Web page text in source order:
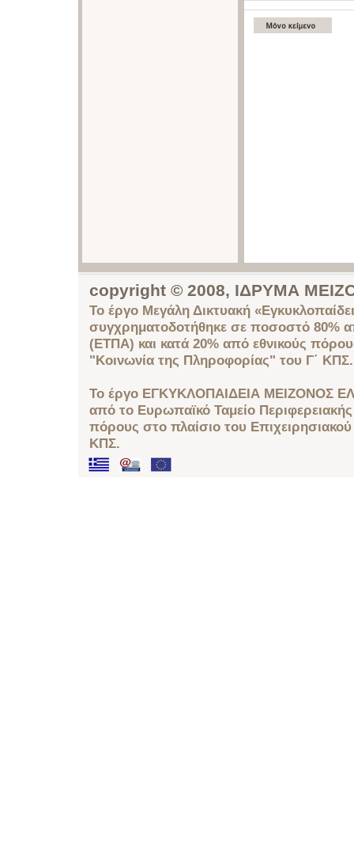
copyright © 2008, ΙΔΡΥΜΑ
Το έργο Μεγάλη Δικτυακή
συγχρηματοδοτήθηκε σε ποσοστό 80%
(ΕΤΠΑ) και κατά 20% από εθνικούς
"Κοινωνία της Πληροφορίας" του Γ΄ ΚΠΣ.
Το έργο ΕΓΚΥΚΛΟΠΑΙΔΕΙΑ ΜΕΙΖΟΝΟΣ
από το Ευρωπαϊκό Ταμείο
πόρους στο πλαίσιο του
ΚΠΣ.